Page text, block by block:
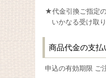
★代金引換ご指定
いかなる受け取
商品代金の支払
申込の有効期限 ご